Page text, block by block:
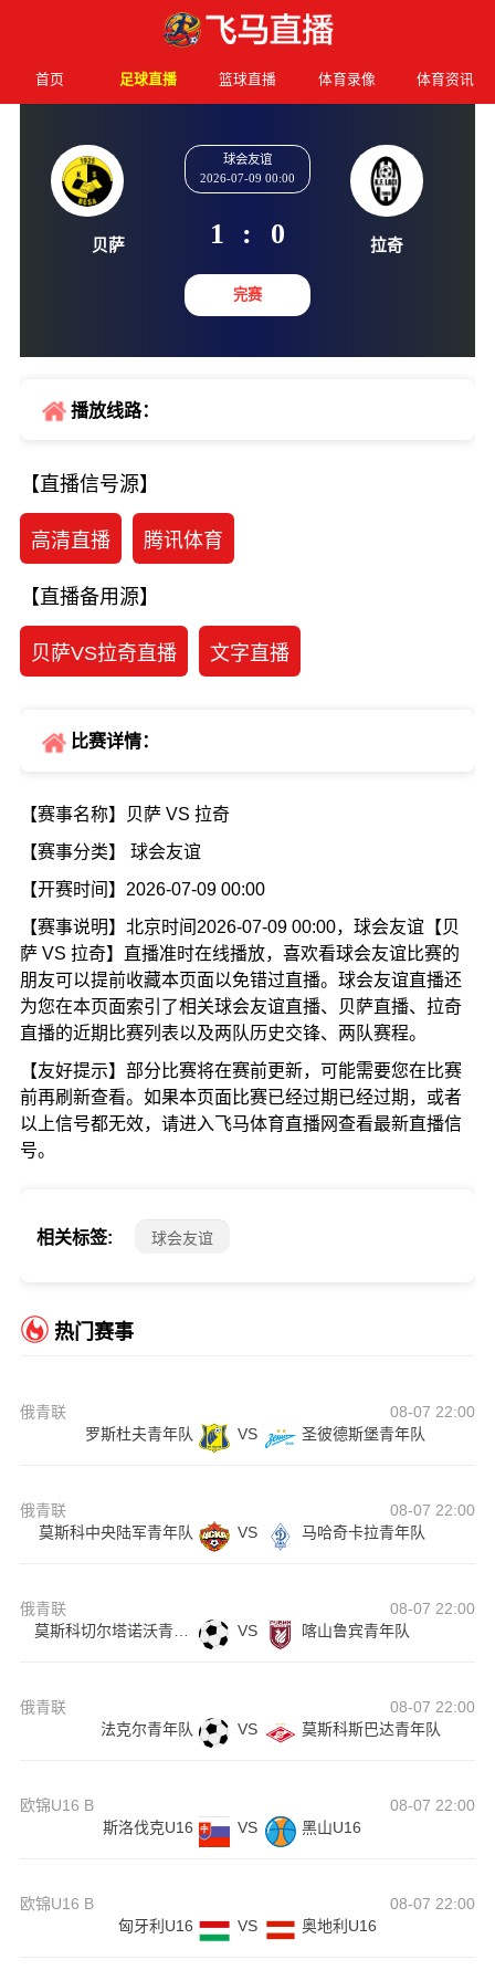
首页 足球直播 篮球直播 体育录像 体育资讯
球会友谊
1 :
完赛
播放线路：
【直播信号源】
高清直播 腾讯体育
【直播备用源】
贝萨VS拉奇直播 文字直播
比赛详情：
【赛事名称】贝萨 VS 拉奇
【赛事分类】 球会友谊
【开赛时间】2026-07-09 00:00
【赛事说明】北京时间2026-07-09 00:00，球会友谊【贝
萨 VS 拉奇】直播准时在线播放，喜欢看球会友谊比赛的
朋友可以提前收藏本页面以免错过直播。球会友谊直播还
为您在本页面索引了相关球会友谊直播、贝萨直播、拉奇
直播的近期比赛列表以及两队历史交锋、两队赛程。
【友好提示】部分比赛将在赛前更新，可能需要您在比赛
前再刷新查看。如果本页面比赛已经过期已经过期，或者
以上信号都无效，请进入飞马体育直播网查看最新直播信
号。
相关标签: 球会友谊
热门赛事
俄青联
08-07 22:00
罗斯杜夫青年队
VS 圣彼德斯堡青年队
俄青联
08-07 22:00
莫斯科中央陆军青年队
VS 马哈奇卡拉青年队
俄青联
08-07 22:00
VS 喀山鲁宾青年队
俄青联
08-07 22:00
法克尔青年队
VS 莫斯科斯巴达青年队
欧锦U16 B
08-07 22:00
斯洛伐克U16
VS 黑山U16
欧锦U16 B
08-07 22:00
匈牙利U16
VS 奥地利U16